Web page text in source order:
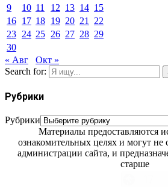
9
10 11 12 13 14 15
16 17 18 19 20 21
22
23 24 25 26 27 28 29
30
« Авг
Окт »
Search for:
Рубрики
Рубрики
Материалы предоставляются
ознакомительных целях и могут не
администрации сайта, и
старше